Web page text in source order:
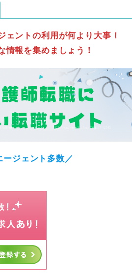
ェントの利用が何より大事！
情報を集めましょう！
ージェント多数／